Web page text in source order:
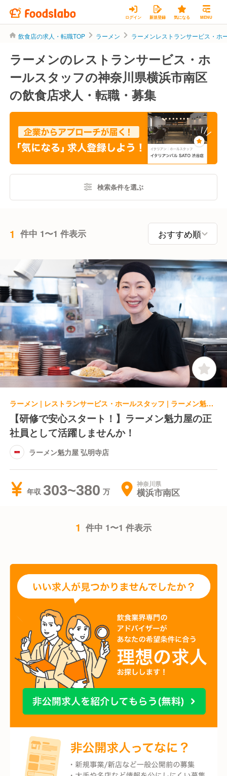
ログイン 新規登録 気になる MENU
飲食店の求人・転職TOP ラーメン ラーメンレストランサービス・ホ
ラーメンのレストランサービス・ホ
ールスタッフの神奈川県横浜市南区
の飲食店求人・転職・募集
検索条件を選ぶ
1 件中 1〜1 件表示
ラーメン | レストランサービス・ホールスタッフ | ラーメン魁力屋 弘明寺店
【研修で安心スタート！】ラーメン魁力屋の正
社員として活躍しませんか！
ラーメン魁力屋 弘明寺店
年収 303~380 神奈川県
横浜市南区
1 件中 1〜1 件表示